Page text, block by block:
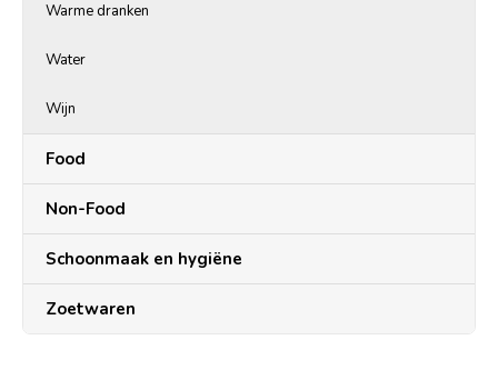
Warme dranken
Water
Wijn
Food
Non-Food
Schoonmaak en hygiëne
Zoetwaren